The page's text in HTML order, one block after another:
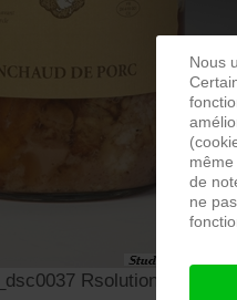
Rsolution
Nous
de
ne